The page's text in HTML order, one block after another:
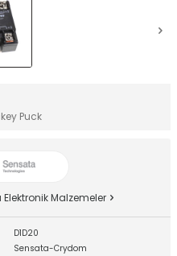
Puck
Malzemeler
D1D20
Sensata-Crydom